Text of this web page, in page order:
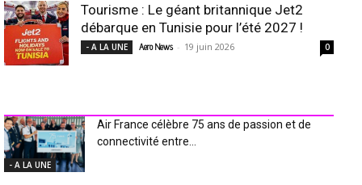
Tourisme : Le géant britannique Jet2
débarque en Tunisie pour l’été 2027 !
- A LA UNE Aero News - 19 juin 2026 0
- A LA UNE
Air France célèbre 75 ans de passion et de
connectivité entre...